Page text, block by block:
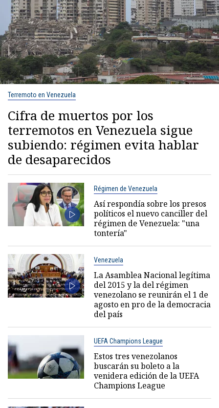
Terremoto en Venezuela
Cifra de muertos por los
terremotos en Venezuela sigue
subiendo: régimen evita hablar
de desaparecidos
Régimen de Venezuela
Así respondía sobre los presos
políticos el nuevo canciller del
régimen de Venezuela: "una
tontería"
Venezuela
La Asamblea Nacional legítima
del 2015 y la del régimen
venezolano se reunirán el 1 de
agosto en pro de la democracia
del país
UEFA Champions League
Estos tres venezolanos
buscarán su boleto a la
venidera edición de la UEFA
Champions League